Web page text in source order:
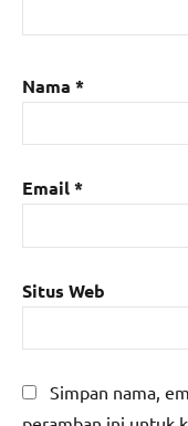
Nama *
Email*
Situs Web
Simpan nama,